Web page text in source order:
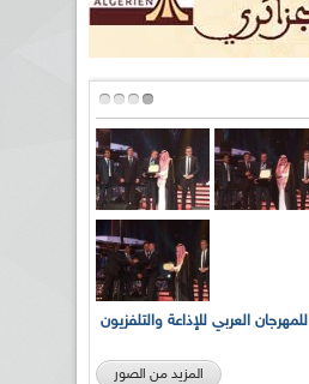
بالصور... الدورة الـ21 للمهرجان العربي للإذاعة والتلفزيون
المزيد من الصور